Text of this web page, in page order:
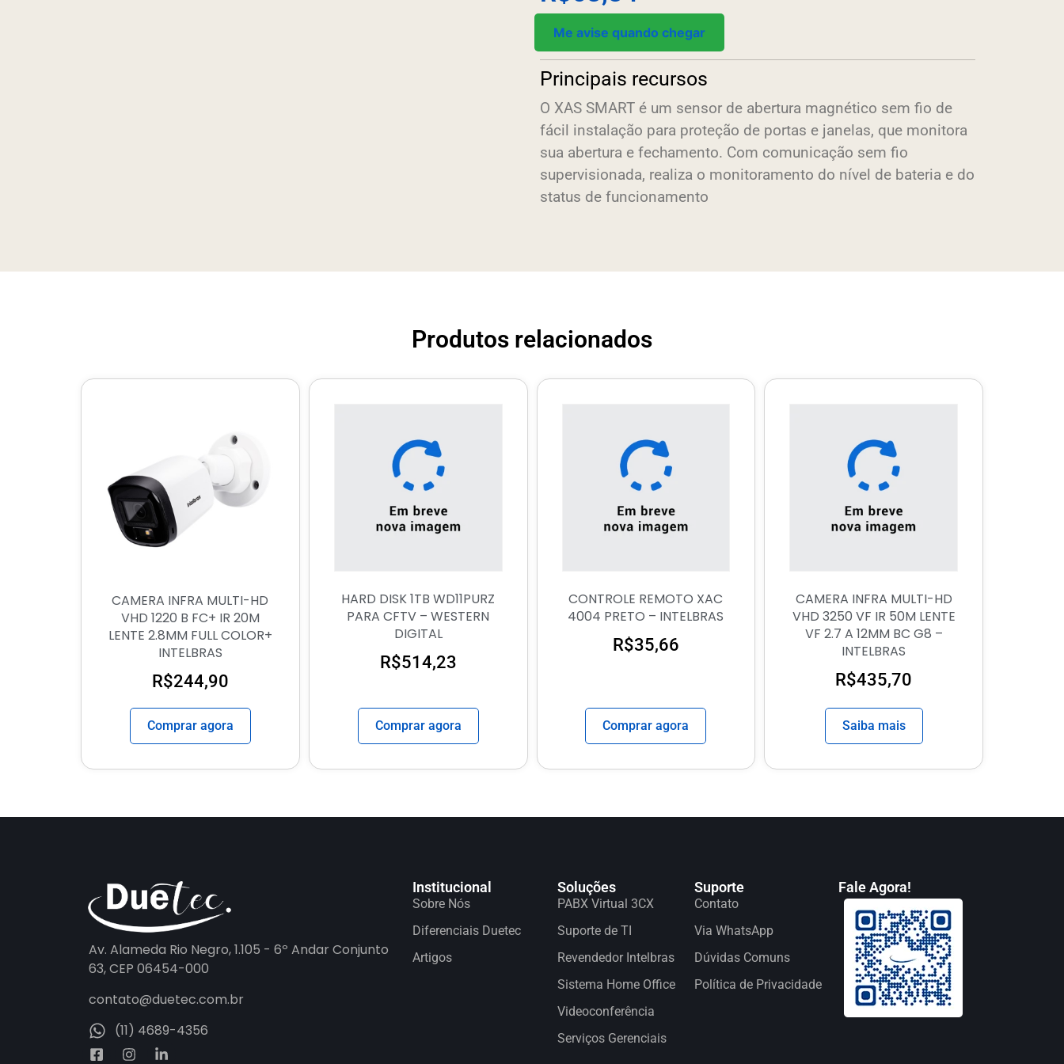
Me avise quando chegar
Principais recursos
O XAS SMART é um sensor de abertura magnético sem fio de
fácil instalação para proteção de portas e janelas, que monitora
sua abertura e fechamento. Com comunicação sem fio
supervisionada, realiza o monitoramento do nível de bateria e do
status de funcionamento
Produtos relacionados
CAMERA INFRA MULTI-HD
VHD 1220 B FC+ IR 20M
LENTE 2.8MM FULL COLOR+
INTELBRAS
R$244,90
Comprar agora
HARD DISK 1TB WD11PURZ
PARA CFTV – WESTERN
DIGITAL
R$514,23
Comprar agora
CONTROLE REMOTO XAC
4004 PRETO – INTELBRAS
R$35,66
Comprar agora
CAMERA INFRA MULTI-HD
VHD 3250 VF IR 50M LENTE
VF 2.7 A 12MM BC G8 –
INTELBRAS
R$435,70
Saiba mais
Av. Alameda Rio Negro, 1.105 - 6º Andar Conjunto
63, CEP 06454-000
contato@duetec.com.br
(11) 4689-4356
Institucional
Sobre Nós
Diferenciais Duetec
Artigos
Soluções
PABX Virtual 3CX
Suporte de TI
Revendedor Intelbras
Sistema Home Office
Videoconferência
Serviços Gerenciais
Suporte
Contato
Via WhatsApp
Dúvidas Comuns
Política de Privacidade
Fale Agora!